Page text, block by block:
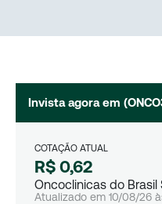
Invista agora em (
COTAÇÃO ATUAL
R$ 0,62
Oncoclinicas do
Atualizado em 10/08/26